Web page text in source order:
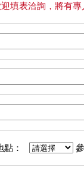
填表洽詢，將有
點：